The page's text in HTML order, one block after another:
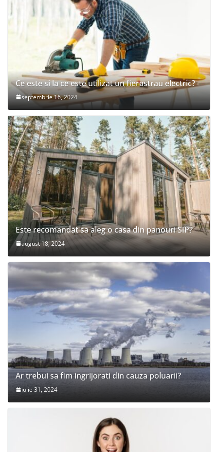
Ce este si la ce este utilizat un fierastrau electric?
septembrie 16, 2024
Este recomandat sa aleg o casa din panouri SIP?
august 18, 2024
Ar trebui sa fim ingrijorati din cauza poluarii?
iulie 31, 2024